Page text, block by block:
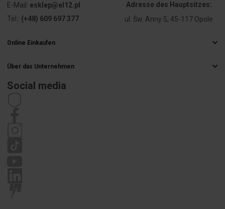
E-Mail: esklep@el12.pl
Tel.: (+48) 609 697 377
Adresse des Hauptsitzes:
ul. Św. Anny 5, 45-117 Opole
Online Einkaufen
Liefermethoden
Zahlungsarten
Über das Unternehmen
Karriere
Social media